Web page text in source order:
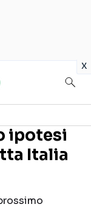
x
ipotesi
Italia